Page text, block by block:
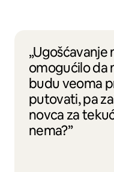
„Ugošćavanje
omogućilo da
budu veoma
putovati, pa
novca za
nema?”